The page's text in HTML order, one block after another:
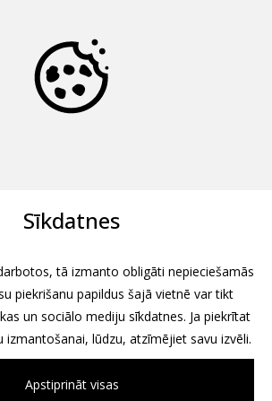
Sīkdatnes
tā izmanto obligāti nepieciešamās
piekrišanu papildus šajā vietnē var tikt
un sociālo mediju sīkdatnes. Ja piekrītat
izmantošanai, lūdzu, atzīmējiet savu izvēli.
Apstiprināt visas